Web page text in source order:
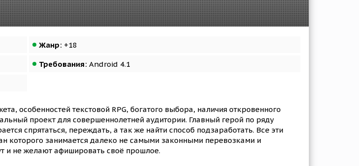
Жанр: +18
Требования: Android 4.1
особенностей текстовой RPG, богатого выбора, наличия откровенного
проект для совершеннолетней аудитории. Главный герой по ряду
спрятаться, переждать, а так же найти способ подзаработать. Все эти
которого занимается далеко не самыми законными перевозками и
и не желают афишировать своё прошлое.